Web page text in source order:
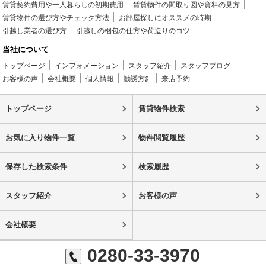
賃貸契約費用や一人暮らしの初期費用
賃貸物件の間取り図や資料の見方
賃貸物件の選び方やチェック方法
お部屋探しにオススメの時期
引越し業者の選び方
引越しの梱包の仕方や荷造りのコツ
当社について
トップページ インフォメーション スタッフ紹介
スタッフブログ
お客様の声
会社概要 個人情報 勧誘方針 来店予約
トップページ 賃貸物件検索
お気に入り物件一覧 物件閲覧履歴
保存した検索条件 検索履歴
スタッフ紹介 お客様の声
会社概要
0280-33-3970